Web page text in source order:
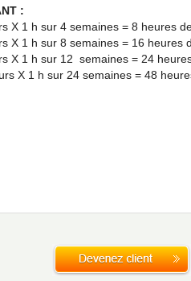
:
X 1 h sur 4 semaines = 8 heures
X 1 h sur 8 semaines = 16 heures
X 1 h sur 12 semaines = 24
X 1 h sur 24 semaines = 48